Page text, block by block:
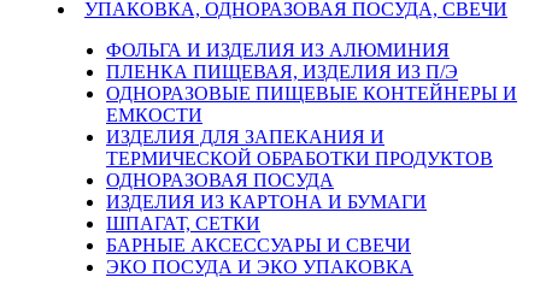
УПАКОВКА, ОДНОРАЗОВАЯ ПОСУДА, СВЕЧИ
ФОЛЬГА И ИЗДЕЛИЯ ИЗ АЛЮМИНИЯ
ПЛЕНКА ПИЩЕВАЯ, ИЗДЕЛИЯ ИЗ П/Э
ОДНОРАЗОВЫЕ ПИЩЕВЫЕ КОНТЕЙНЕРЫ И
ЕМКОСТИ
ИЗДЕЛИЯ ДЛЯ ЗАПЕКАНИЯ И
ТЕРМИЧЕСКОЙ ОБРАБОТКИ ПРОДУКТОВ
ОДНОРАЗОВАЯ ПОСУДА
ИЗДЕЛИЯ ИЗ КАРТОНА И БУМАГИ
ШПАГАТ, СЕТКИ
БАРНЫЕ АКСЕССУАРЫ И СВЕЧИ
ЭКО ПОСУДА И ЭКО УПАКОВКА